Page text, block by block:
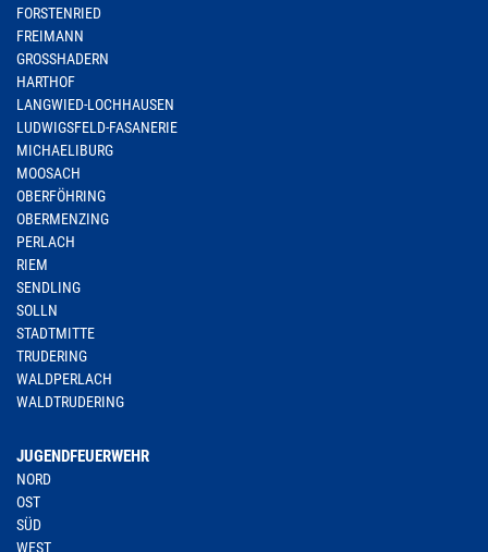
FORSTENRIED
FREIMANN
GROSSHADERN
HARTHOF
LANGWIED-LOCHHAUSEN
LUDWIGSFELD-FASANERIE
MICHAELIBURG
MOOSACH
OBERFÖHRING
OBERMENZING
PERLACH
RIEM
SENDLING
SOLLN
STADTMITTE
TRUDERING
WALDPERLACH
WALDTRUDERING
JUGENDFEUERWEHR
NORD
OST
SÜD
WEST